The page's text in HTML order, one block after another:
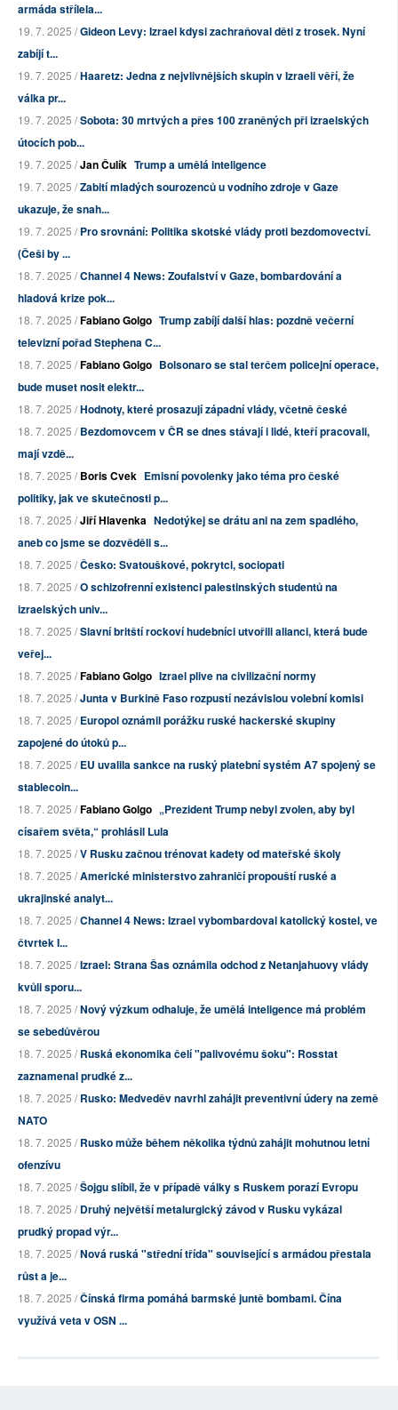
armáda střílela...
19. 7. 2025 /Gideon Levy: Izrael kdysi zachraňoval děti z trosek. Nyní
zabíjí t...
19. 7. 2025 /Haaretz: Jedna z nejvlivnějších skupin v Izraeli věří, že
válka pr...
19. 7. 2025 /Sobota: 30 mrtvých a přes 100 zraněných při izraelských
útocích pob...
19. 7. 2025 /Jan Čulík Trump a umělá inteligence
19. 7. 2025 /Zabití mladých sourozenců u vodního zdroje v Gaze
ukazuje, že snah...
19. 7. 2025 /Pro srovnání: Politika skotské vlády proti bezdomovectví.
(Češi by ...
18. 7. 2025 /Channel 4 News: Zoufalství v Gaze, bombardování a
hladová krize pok...
18. 7. 2025 /Fabiano Golgo Trump zabíjí další hlas: pozdně večerní
televizní pořad Stephena C...
18. 7. 2025 /Fabiano Golgo Bolsonaro se stal terčem policejní operace,
bude muset nosit elektr...
18. 7. 2025 /Hodnoty, které prosazují západní vlády, včetně české
18. 7. 2025 /Bezdomovcem v ČR se dnes stávají i lidé, kteří pracovali,
mají vzdě...
18. 7. 2025 /Boris Cvek Emisní povolenky jako téma pro české
politiky, jak ve skutečnosti p...
18. 7. 2025 /Jiří Hlavenka Nedotýkej se drátu ani na zem spadlého,
aneb co jsme se dozvěděli s...
18. 7. 2025 /Česko: Svatouškové, pokrytci, sociopati
18. 7. 2025 /O schizofrenní existenci palestinských studentů na
izraelských univ...
18. 7. 2025 /Slavní britští rockoví hudebníci utvořili alianci, která bude
veřej...
18. 7. 2025 /Fabiano Golgo Izrael plive na civilizační normy
18. 7. 2025 /Junta v Burkině Faso rozpustí nezávislou volební komisi
18. 7. 2025 /Europol oznámil porážku ruské hackerské skupiny
zapojené do útoků p...
18. 7. 2025 /EU uvalila sankce na ruský platební systém A7 spojený se
stablecoin...
18. 7. 2025 /Fabiano Golgo „Prezident Trump nebyl zvolen, aby byl
císařem světa,“ prohlásil Lula
18. 7. 2025 /V Rusku začnou trénovat kadety od mateřské školy
18. 7. 2025 /Americké ministerstvo zahraničí propouští ruské a
ukrajinské analyt...
18. 7. 2025 /Channel 4 News: Izrael vybombardoval katolický kostel, ve
čtvrtek I...
18. 7. 2025 /Izrael: Strana Šas oznámila odchod z Netanjahuovy vlády
kvůli sporu...
18. 7. 2025 /Nový výzkum odhaluje, že umělá inteligence má problém
se sebedůvěrou
18. 7. 2025 /Ruská ekonomika čelí "palivovému šoku": Rosstat
zaznamenal prudké z...
18. 7. 2025 /Rusko: Medveděv navrhl zahájit preventivní údery na země
NATO
18. 7. 2025 /Rusko může během několika týdnů zahájit mohutnou letní
ofenzívu
18. 7. 2025 /Šojgu slíbil, že v případě války s Ruskem porazí Evropu
18. 7. 2025 /Druhý největší metalurgický závod v Rusku vykázal
prudký propad výr...
18. 7. 2025 /Nová ruská "střední třída" související s armádou přestala
růst a je...
18. 7. 2025 /Čínská firma pomáhá barmské juntě bombami. Čína
využívá veta v OSN ...